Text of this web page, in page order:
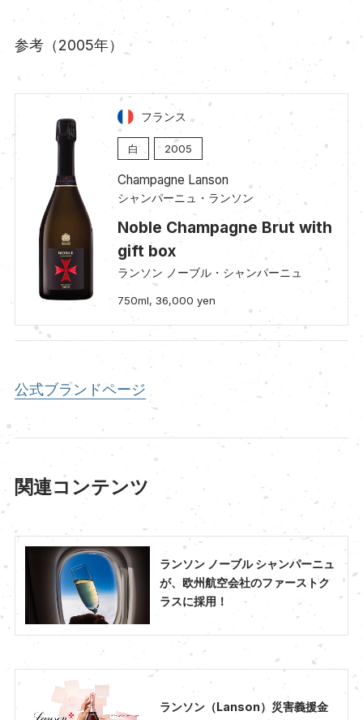
参考（2005年）
フランス
白 2005
Champagne Lanson
シャンパーニュ・ランソン
Noble Champagne Brut with
gift box
ランソン ノーブル・シャンパーニュ
750ml, 36,000 yen
公式ブランドページ
関連コンテンツ
ランソン ノーブル シャンパーニュ
が、欧州航空会社のファーストク
ラスに採用！
ランソン（Lanson）災害義援金